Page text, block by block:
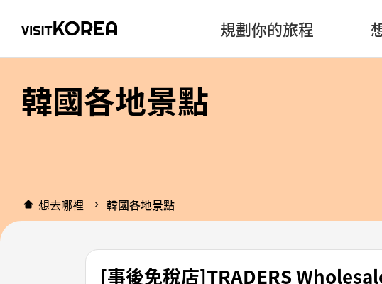
規劃你的旅程
韓國各地景點
想去哪裡 韓國各地景點
[事後免稅店]TRADERS